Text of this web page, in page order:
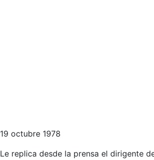
19 octubre 1978
Le replica desde la prensa el dirigente